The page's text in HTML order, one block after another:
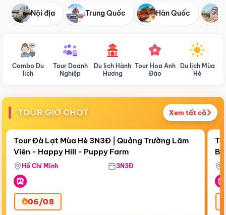
Nội địa Trung Quốc Hàn Quốc
Combo Du
lịch
Tour Doanh
Nghiệp
Du lịch Hành
Hương
Tour Hoa Anh
Đào
Du lịch Mùa
Hè
TOUR GIỜ CHÓT Xem tất cả
Còn19:19:26
Điểm nổi bật
Tour Đà Lạt Mùa Hè 3N3Đ | Quảng Trường Lâm
Viên - Happy Hill - Puppy Farm
Hồ Chí Minh 3N3Đ
06/08